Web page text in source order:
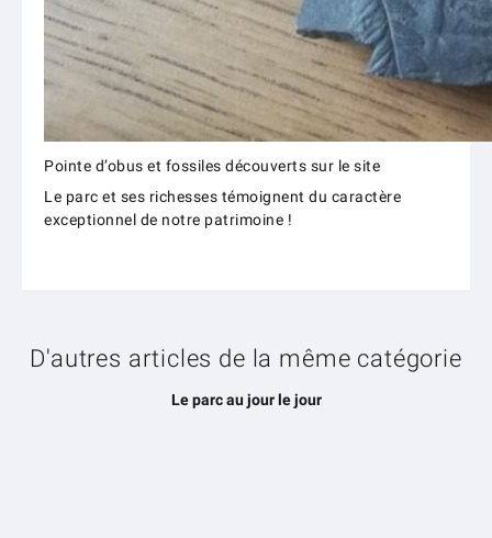
Pointe d’obus et fossiles découverts sur le site
Le parc et ses richesses témoignent du caractère
exceptionnel de notre patrimoine !
D'autres articles de la même catégorie
Le parc au jour le jour